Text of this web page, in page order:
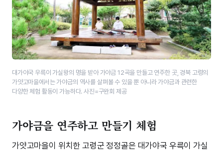
대가야국 우륵이 가실왕의 명을 받아 가야금 12곡을 만들고 연주한 곳, 경북 고령의
가얏고마을에서는 가야금의 역사를 살펴볼 수 있을 뿐 아니라 가야금과 관련한
다양한 체험 활동이 가능하다. 사진=구완회 제공
가야금을 연주하고 만들기 체험
가얏고마을이 위치한 고령군 정정골은 대가야국 우륵이 가실